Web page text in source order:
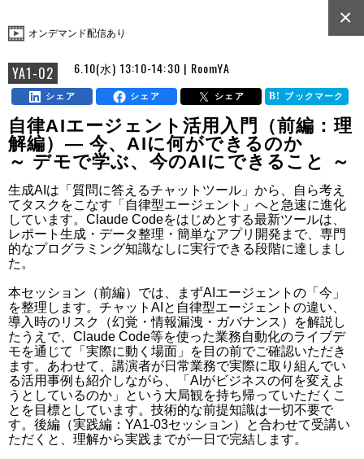
オンデマンド配信あり
YA1-02 6.10(水) 13:10-14:30 | RoomYA
×
シェア シェア シェア ブックマーク
自律AIエージェント活用入門（前編：理
解編）― 今、AIに何ができるのか
～ デモで学ぶ、今のAIにできること ～
生成AIは「質問に答えるチャットツール」から、自ら考え
てタスクをこなす「自律型エージェント」へと急速に進化
しています。Claude Codeをはじめとする最新ツールは、
レポート生成・データ整理・簡単なアプリ開発まで、専門
的なプログラミング知識なしに実行できる段階に達しまし
た。
本セッション（前編）では、まずAIエージェントの「今」
を整理します。チャットAIと自律型エージェントの違い、
導入時のリスク（幻覚・情報漏洩・ガバナンス）を解説し
たうえで、Claude Code等を使った業務自動化のライブデ
モを通じて「実際に動く場面」を目の前でご確認いただき
ます。あわせて、講演者が日常業務で実際に取り組んでい
る活用事例も紹介しながら、「AIがビジネスの何を変えよ
うとしているのか」という大局観を持ち帰っていただくこ
とを目標としています。技術的な前提知識は一切不要で
す。後編（実践編：YA1-03セッション）と合わせて受講い
ただくと、理解から実践までが一日で完結します。